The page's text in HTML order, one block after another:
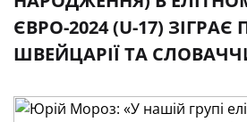
ЄВРО-2024 (U-17) ЗІГРАЄ
ШВЕЙЦАРІЇ ТА